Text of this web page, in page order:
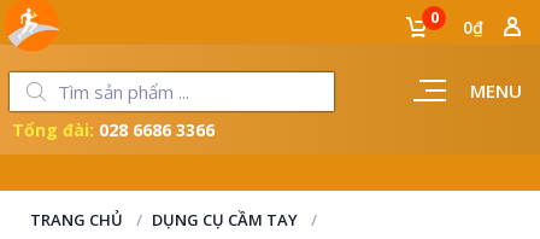
MENU
0 0₫
Tổng đài: 028 6686 3366
TRANG CHỦ
DỤNG CỤ CẦM TAY